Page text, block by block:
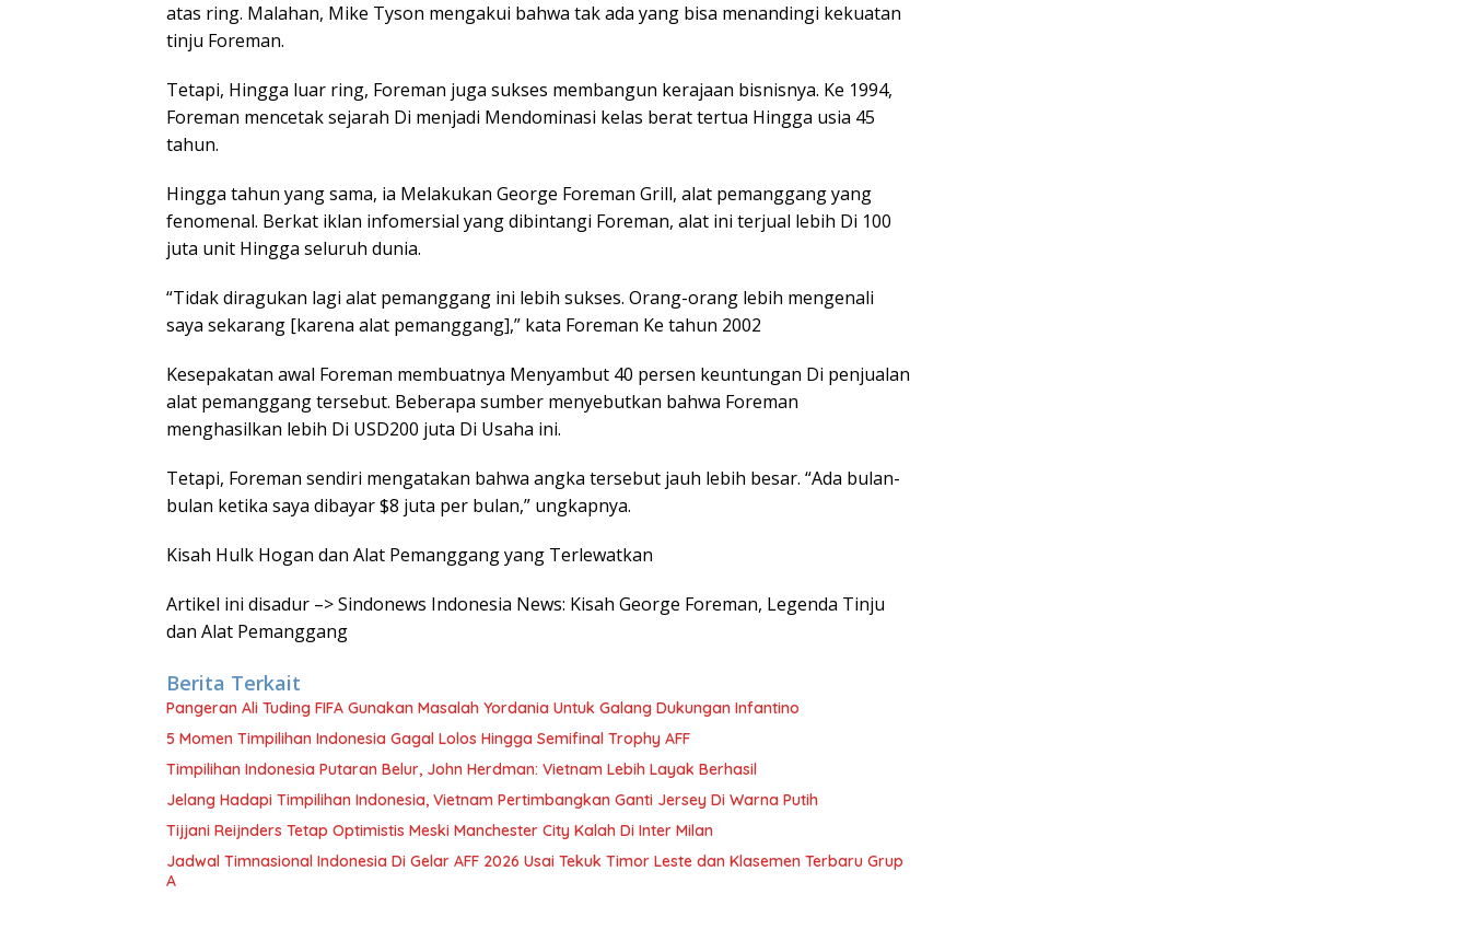
atas ring. Malahan, Mike Tyson mengakui bahwa tak ada yang bisa menandingi kekuatan
tinju Foreman.
Tetapi, Hingga luar ring, Foreman juga sukses membangun kerajaan bisnisnya. Ke 1994,
Foreman mencetak sejarah Di menjadi Mendominasi kelas berat tertua Hingga usia 45
tahun.
Hingga tahun yang sama, ia Melakukan George Foreman Grill, alat pemanggang yang
fenomenal. Berkat iklan infomersial yang dibintangi Foreman, alat ini terjual lebih Di 100
juta unit Hingga seluruh dunia.
“Tidak diragukan lagi alat pemanggang ini lebih sukses. Orang-orang lebih mengenali
saya sekarang [karena alat pemanggang],” kata Foreman Ke tahun 2002
Kesepakatan awal Foreman membuatnya Menyambut 40 persen keuntungan Di penjualan
alat pemanggang tersebut. Beberapa sumber menyebutkan bahwa Foreman
menghasilkan lebih Di USD200 juta Di Usaha ini.
Tetapi, Foreman sendiri mengatakan bahwa angka tersebut jauh lebih besar. “Ada bulan-
bulan ketika saya dibayar $8 juta per bulan,” ungkapnya.
Kisah Hulk Hogan dan Alat Pemanggang yang Terlewatkan
Artikel ini disadur –> Sindonews Indonesia News: Kisah George Foreman, Legenda Tinju
dan Alat Pemanggang
Berita Terkait
Pangeran Ali Tuding FIFA Gunakan Masalah Yordania Untuk Galang Dukungan Infantino
5 Momen Timpilihan Indonesia Gagal Lolos Hingga Semifinal Trophy AFF
Timpilihan Indonesia Putaran Belur, John Herdman: Vietnam Lebih Layak Berhasil
Jelang Hadapi Timpilihan Indonesia, Vietnam Pertimbangkan Ganti Jersey Di Warna Putih
Tijjani Reijnders Tetap Optimistis Meski Manchester City Kalah Di Inter Milan
Jadwal Timnasional Indonesia Di Gelar AFF 2026 Usai Tekuk Timor Leste dan Klasemen Terbaru Grup
A